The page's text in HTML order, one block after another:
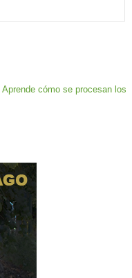
Aprende cómo se procesan los